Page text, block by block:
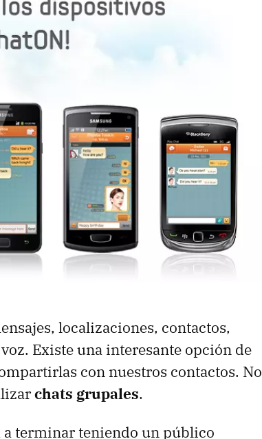
localizaciones, contactos,
Existe una interesante opción de
con nuestros contactos. No
chats grupales.
a terminar teniendo un público